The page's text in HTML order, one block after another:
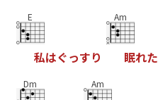
E
私はぐっすり
Am
眠れた
Dm Am